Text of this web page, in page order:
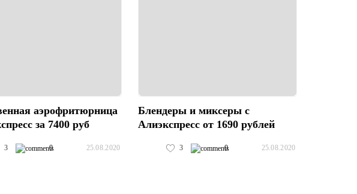
аэрофритюрница
за 7400 руб
3 0 25.08.2020
Блендеры и миксеры с
Алиэкспресс от 1690 рублей
3 0 25.08.2020